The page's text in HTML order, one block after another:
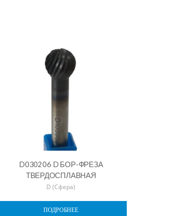
D030206 D БОР-ФРЕЗА
ТВЕРДОСПЛАВНАЯ
D (Сфера)
ПОДРОБНЕЕ